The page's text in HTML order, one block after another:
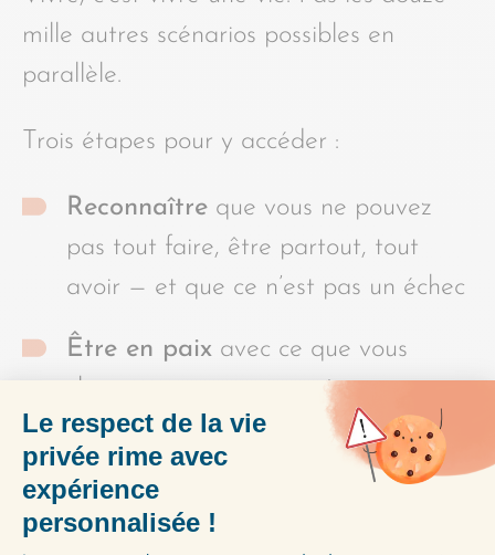
mille autres scénarios possibles en
parallèle.
Trois étapes pour y accéder :
Reconnaître que vous ne pouvez
pas tout faire, être partout, tout
avoir — et que ce n’est pas un échec
Être en paix avec ce que vous
choisissez — et avec ce à quoi vous
renoncez
Ressentir de la joie
pour ce que
vous vivez effectivement, en vous